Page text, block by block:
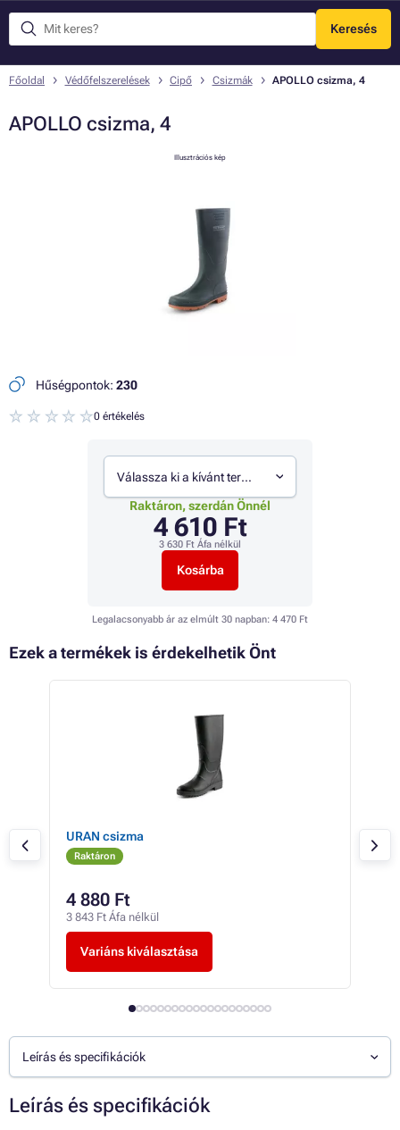
Keresés
Menü
Főoldal Védőfelszerelések Cipő Csizmák APOLLO csizma, 4
APOLLO csizma, 4
Illusztrációs kép
Hűségpontok: 230
0 értékelés
Válassza ki a kívánt termékváltozatot
Raktáron, szerdán Önnél
4 610 Ft
3 630 Ft Áfa nélkül
Kosárba
Legalacsonyabb ár az elmúlt 30 napban: 4 470 Ft
Ezek a termékek is érdekelhetik Önt
URAN csizma
Raktáron
4 880 Ft
3 843 Ft Áfa nélkül
Variáns kiválasztása
Leírás és specifikációk
Leírás és specifikációk